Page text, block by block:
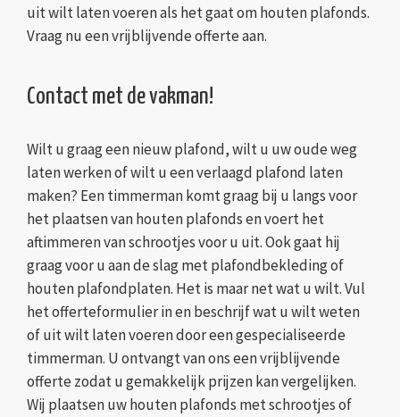
uit wilt laten voeren als het gaat om houten plafonds.
Vraag nu een vrijblijvende offerte aan.
Contact met de vakman!
Wilt u graag een nieuw plafond, wilt u uw oude weg
laten werken of wilt u een verlaagd plafond laten
maken? Een timmerman komt graag bij u langs voor
het plaatsen van houten plafonds en voert het
aftimmeren van schrootjes voor u uit. Ook gaat hij
graag voor u aan de slag met plafondbekleding of
houten plafondplaten. Het is maar net wat u wilt. Vul
het offerteformulier in en beschrijf wat u wilt weten
of uit wilt laten voeren door een gespecialiseerde
timmerman. U ontvangt van ons een vrijblijvende
offerte zodat u gemakkelijk prijzen kan vergelijken.
Wij plaatsen uw houten plafonds met schrootjes of